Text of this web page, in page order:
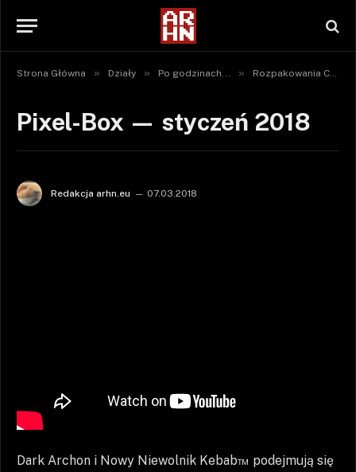
Strona Główna » Działy » Po godzinach... » Rozpakowania Crate'ów
Pixel-Box — styczeń 2018
Redakcja arhn.eu 07.03.2018
Dark Archon i Nowy Niewolnik Kebab™ podejmują się